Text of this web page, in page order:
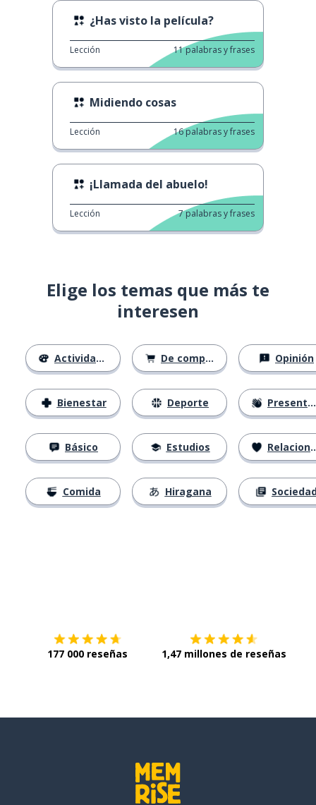
¿Has visto la película?
Lección 11palabras y frases
Midiendo cosas
Lección 16palabras y frases
¡Llamada del abuelo!
Lección 7palabras y frases
Elige los temas que más te
interesen
Actividades
Bienestar
Básico
Comida
De compras
Deporte
Estudios
Hiragana
Opinión
Presentación
Relaciones
177 000 reseñas 1,47 millones de reseñas